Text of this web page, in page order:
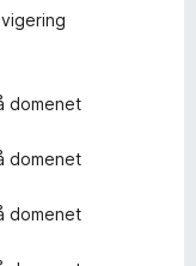
domenet
domenet
domenet